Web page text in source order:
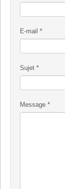
E-mail *
Sujet *
Message *